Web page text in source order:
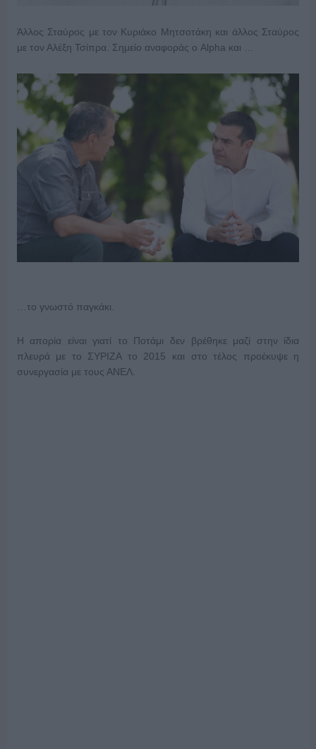
Άλλος Σταύρος με τον Κυριάκο Μητσοτάκη και άλλος Σταύρος
με τον Αλέξη Τσίπρα. Σημείο αναφοράς ο Alpha και …
…το γνωστό παγκάκι.
Η απορία είναι γιατί το Ποτάμι δεν βρέθηκε μαζί στην ίδια
πλευρά με το ΣΥΡΙΖΑ το 2015 και στο τέλος προέκυψε η
συνεργασία με τους ΑΝΕΛ.